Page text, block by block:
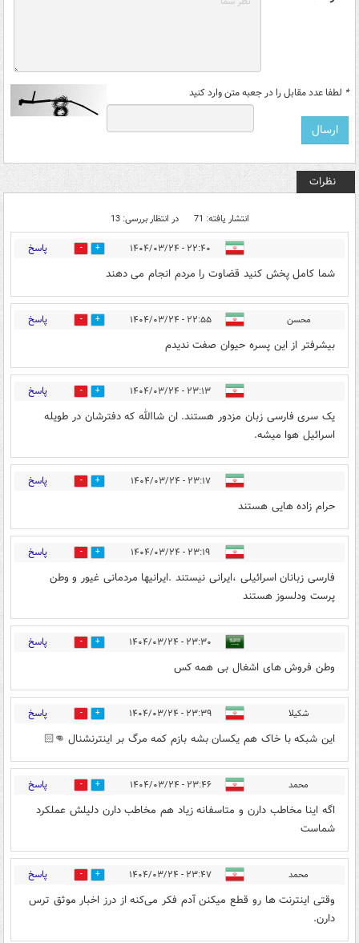
* لطفا عدد مقابل را در جعبه متن وارد کنید
نظرات
انتشار یافته: 71 در انتظار بررسی: 13
۲۲:۴۰ - ۱۴۰۴/۰۳/۲۴ 0 پاسخ
شما کامل پخش کنید قضاوت را مردم انجام می دهند
محسن ۲۲:۵۵ - ۱۴۰۴/۰۳/۲۴ 0 پاسخ
بیشرفتر از این پسره حیوان صفت ندیدم
۲۳:۱۳ - ۱۴۰۴/۰۳/۲۴ 0 پاسخ
یک سری فارسی زبان مزدور هستند. ان شاالله که دفترشان در طویله
اسرائیل هوا میشه.
۲۳:۱۷ - ۱۴۰۴/۰۳/۲۴ 0 پاسخ
حرام زاده هایی هستند
۲۳:۱۹ - ۱۴۰۴/۰۳/۲۴ 0 پاسخ
فارسی زبانان اسرائیلی ،ایرانی نیستند .ایرانیها مردمانی غیور و وطن
پرست ودلسوز هستند
۲۳:۳۰ - ۱۴۰۴/۰۳/۲۴ 0 پاسخ
وطن فروش های اشغال بی همه کس
شکیلا ۲۳:۳۹ - ۱۴۰۴/۰۳/۲۴ 0 پاسخ
این شبکه با خاک هم یکسان بشه بازم کمه مرگ بر اینترنشنال 👊🏻
محمد ۲۳:۴۶ - ۱۴۰۴/۰۳/۲۴ 0 پاسخ
اگه اینا مخاطب دارن و متاسفانه زیاد هم مخاطب دارن دلیلش عملکرد
شماست
محمد ۲۳:۴۷ - ۱۴۰۴/۰۳/۲۴ 0 پاسخ
وقتی اینترنت ها رو قطع میکنن آدم فکر می‌کنه از درز اخبار موثق ترس
دارن.